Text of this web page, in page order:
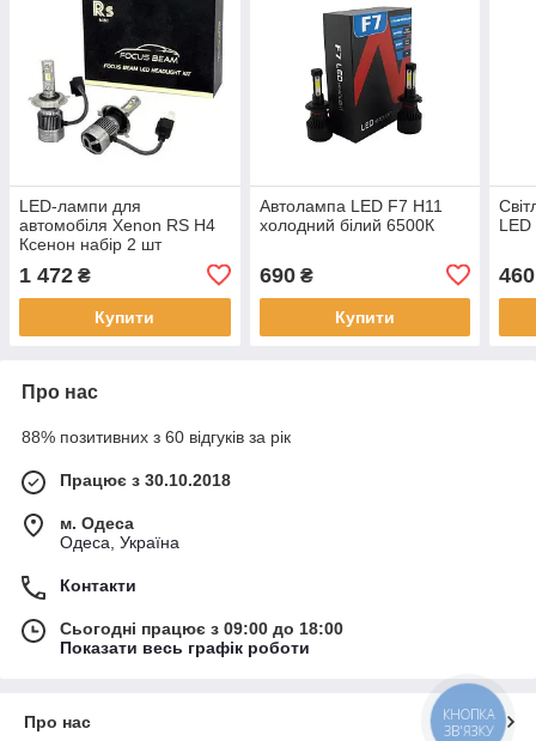
LED-лампи для
автомобіля Xenon RS H4
Ксенон набір 2 шт
1 472 ₴
Купити
Автолампа LED F7 H11
холодний білий 6500К
690₴
Купити
LED
460
Про нас
88% позитивних з 60 відгуків за рік
Працює з 30.10.2018
м. Одеса
Одеса, Україна
Контакти
Сьогодні працює з 09:00 до 18:00
Показати весь графік роботи
Про нас
КНОПКА
ЗВ'ЯЗКУ